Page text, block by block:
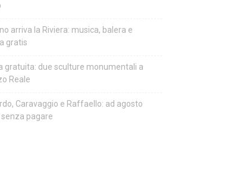
arriva la Riviera: musica, balera e
gratis
gratuita: due sculture monumentali a
Reale
Caravaggio e Raffaello: ad agosto
pagare